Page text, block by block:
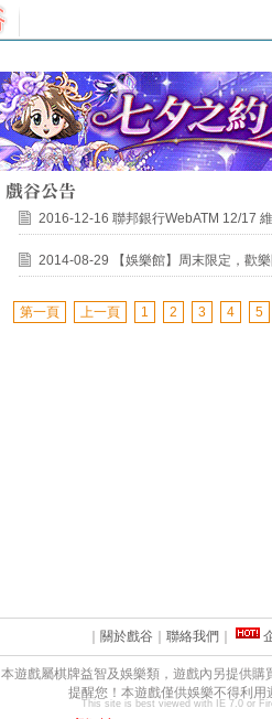
2016-12-16 聯邦銀行WebATM 12/17
2014-08-29 【娛樂館】周末限定，歡
第一頁 上一頁 1 2 3 4 5
關於戲谷 聯絡我們
本遊戲屬棋牌益智及娛樂類，遊戲內另提供
提醒您！本遊戲僅供娛樂不得利
This site is best viewed with IE 7.0 or